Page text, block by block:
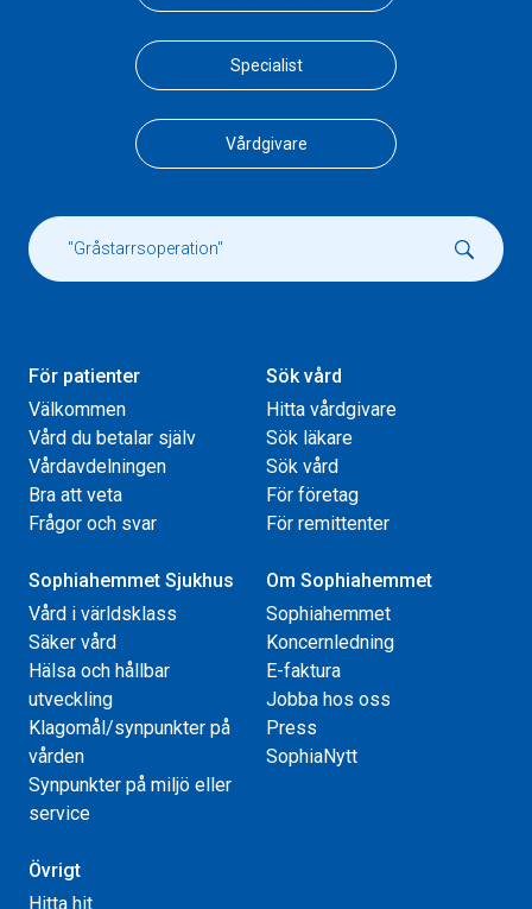
Specialist
Vårdgivare
För patienter
Välkommen
Vård du betalar själv
Vårdavdelningen
Bra att veta
Frågor och svar
Sök vård
Hitta vårdgivare
Sök läkare
Sök vård
För företag
För remittenter
Sophiahemmet Sjukhus
Vård i världsklass
Säker vård
Hälsa och hållbar
utveckling
Klagomål/synpunkter på
vården
Synpunkter på miljö eller
service
Om Sophiahemmet
Sophiahemmet
Koncernledning
E-faktura
Jobba hos oss
Press
SophiaNytt
Övrigt
Hitta hit